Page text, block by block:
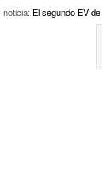
noticia: El segundo EV